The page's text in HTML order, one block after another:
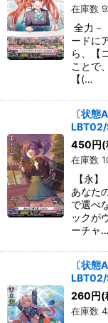
在庫数
全力－
ードに
ら、【
ことで
【(…
〔状
LBT02/
450円(
在庫数
【永
あなた
で選べ
ックが
ーチャ…
〔状
LBT02/
260円(
在庫数